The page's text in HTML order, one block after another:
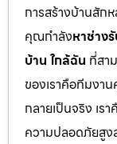
การสร้างบ้านสัก
คุณกำลังหาช่าง
บ้าน ใกล้ฉัน ที่สา
ของเราคือทีมง
กลายเป็นจริง เรา
ความปลอดภัยสูง